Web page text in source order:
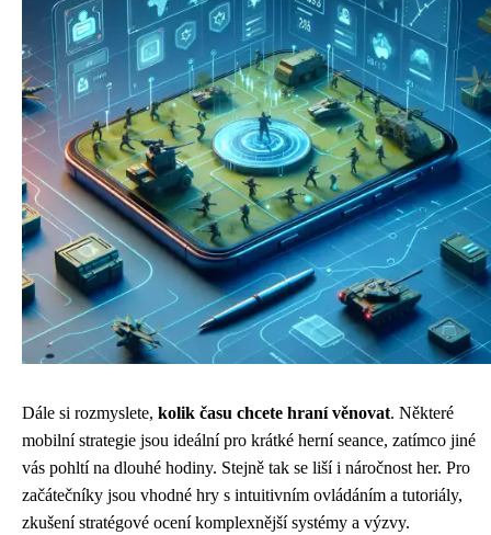
Dále si rozmyslete, kolik času chcete hraní věnovat. Některé
mobilní strategie jsou ideální pro krátké herní seance, zatímco jiné
vás pohltí na dlouhé hodiny. Stejně tak se liší i náročnost her. Pro
začátečníky jsou vhodné hry s intuitivním ovládáním a tutoriály,
zkušení stratégové ocení komplexnější systémy a výzvy.